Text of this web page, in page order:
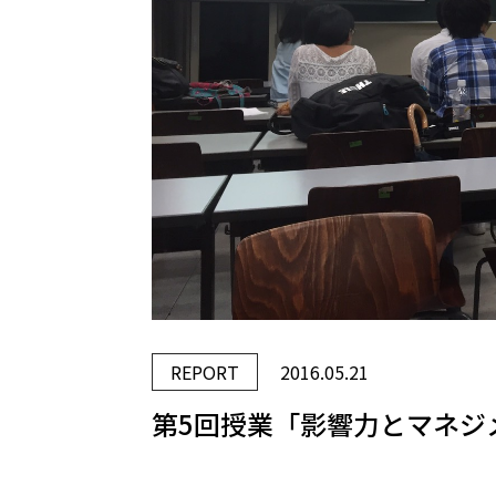
REPORT 2016.05.21
第5回授業「影響力とマネジ